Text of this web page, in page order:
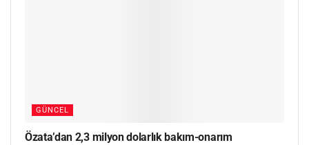
GÜNCEL
Özata’dan 2,3 milyon dolarlık bakım-onarım